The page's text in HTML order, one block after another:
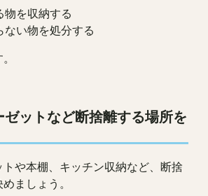
物を収納する
ない物を処分する
ゼットなど断捨離する場所を
や本棚、キッチン収納など、断捨
ましょう。